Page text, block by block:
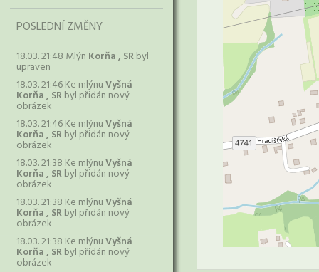
POSLEDNÍ ZMĚNY
18.03. 21:48 Mlýn Korňa , SRbyl
upraven
18.03. 21:46 Ke mlýnuVyšná
Korňa , SRbyl přidán nový
obrázek
18.03. 21:46 Ke mlýnuVyšná
Korňa , SRbyl přidán nový
obrázek
18.03. 21:38 Ke mlýnuVyšná
Korňa , SRbyl přidán nový
obrázek
18.03. 21:38 Ke mlýnuVyšná
Korňa , SRbyl přidán nový
obrázek
18.03. 21:38 Ke mlýnuVyšná
Korňa , SRbyl přidán nový
obrázek